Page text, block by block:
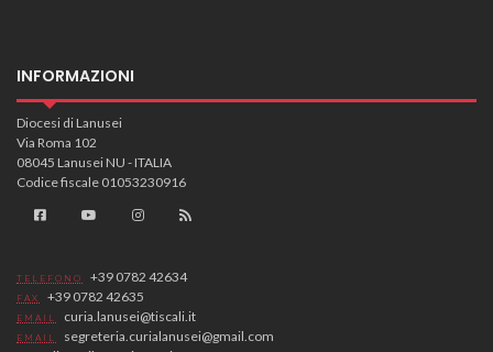
INFORMAZIONI
Diocesi di Lanusei
Via Roma 102
08045 Lanusei NU - ITALIA
Codice fiscale 01053230916
TELEFONO +39 0782 42634
FAX +39 0782 42635
EMAIL curia.lanusei@tiscali.it
EMAIL
segreteria.curialanusei@gmail.com